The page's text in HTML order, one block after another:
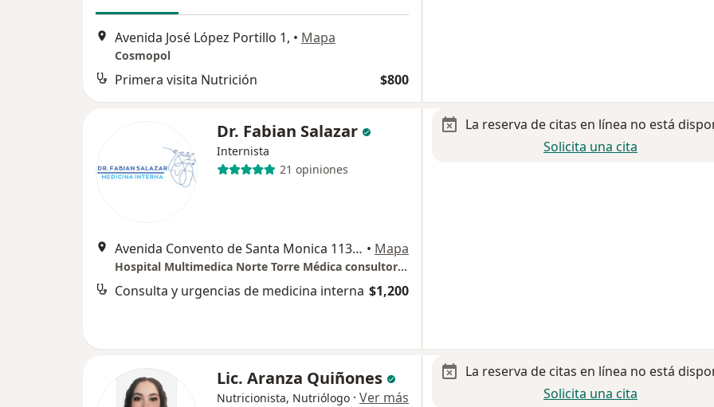
Avenida José López Portillo 1, • Mapa
Cosmopol
Primera visita Nutrición $800
Dr. Fabian Salazar
Internista
21 opiniones
Avenida Convento de Santa Monica 113, Ciudad de México • Mapa
Hospital Multimedica Norte Torre Médica consultorio 17
Consulta y urgencias de medicina interna $1,200
La reserva de citas en línea no está
Solicita una cita
Lic. Aranza Quiñones
Nutricionista, Nutriólogo · Ver más
La reserva de citas en línea no está
Solicita una cita